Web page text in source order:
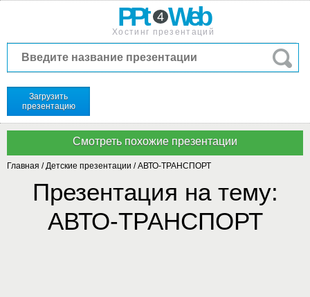
PPt 4 Web
Хостинг презентаций
Загрузить
презентацию
Главная /Детские презентации /АВТО-ТРАНСПОРТ
Презентация на тему:
АВТО-ТРАНСПОРТ